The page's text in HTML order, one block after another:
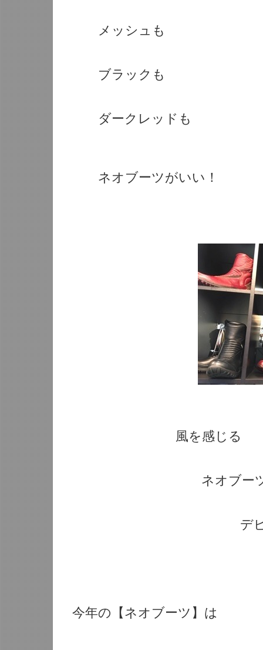
メッシュも
ブラックも
ダークレッドも
ネオブーツがいい！
風を感じる
ネオブーツメ
デビュー！
今年の【ネオブーツ】は